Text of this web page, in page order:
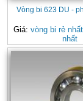
Vòng bi 623 DU -
Giá: vòng bi rẻ
nhất